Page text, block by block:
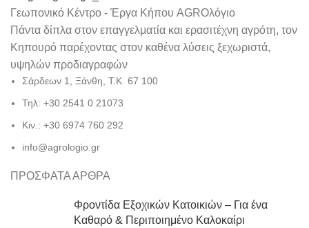
Γεωπονικό Κέντρο - Έργα Κήπου AGROλόγιο
Πάντα δίπλα στον επαγγελματία και ερασιτέχνη αγρότη, τον
Κηπουρό παρέχοντας στον καθένα λύσεις ξεχωριστά,
υψηλών προδιαγραφών
Σάρδεων 1, Ξάνθη, Τ.Κ. 67 100
Τηλ: +30 2541 0 21073
Κιν.: +30 6974 760 292
info@agrologio.gr
ΠΡΟΣΦΑΤΑ ΑΡΘΡΑ
Φροντίδα Εξοχικών Κατοικιών – Για ένα
Καθαρό & Περιποιημένο Καλοκαίρι